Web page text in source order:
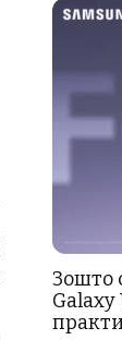
Зошто
Galaxy